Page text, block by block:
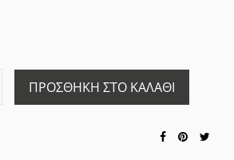
ΠΡΟΣΘΉΚΗ ΣΤΟ ΚΑΛΆΘΙ